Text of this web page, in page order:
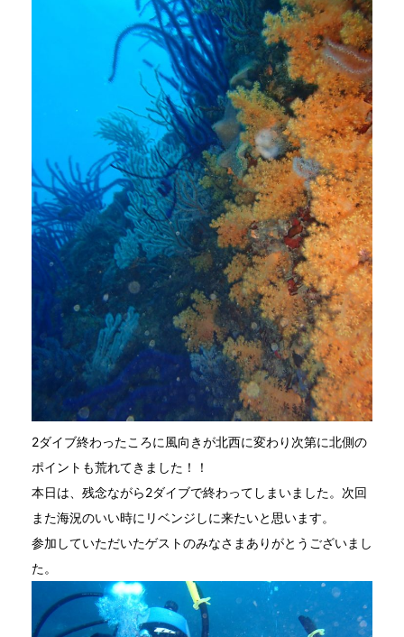
2ダイブ終わったころに風向きが北西に変わり次第に北側の
ポイントも荒れてきました！！
本日は、残念ながら2ダイブで終わってしまいました。次回
また海況のいい時にリベンジしに来たいと思います。
参加していただいたゲストのみなさまありがとうございまし
た。